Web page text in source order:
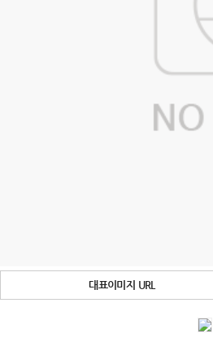
대표이미지 URL